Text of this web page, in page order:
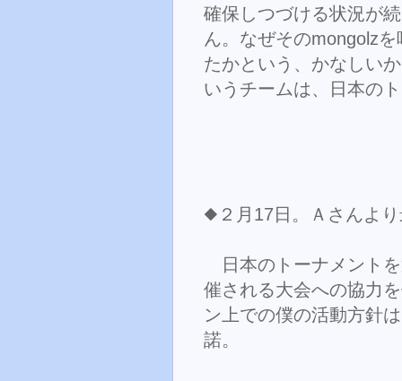
確保しつづける状況が
ん。なぜそのmongolz
たかという、かなしい
いうチームは、日本の
◆２月17日。Ａさんよ
日本のトーナメント
催される大会への協力
ン上での僕の活動方針
諾。